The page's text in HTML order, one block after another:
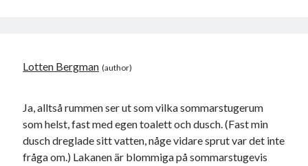
Lotten Bergman
Ja, alltså rummen ser ut som vilka sommarstugerum
som helst, fast med egen toalett och dusch. (Fast min
dusch dreglade sitt vatten, någe vidare sprut var det inte
fråga om.) Lakanen är blommiga på sommarstugevis